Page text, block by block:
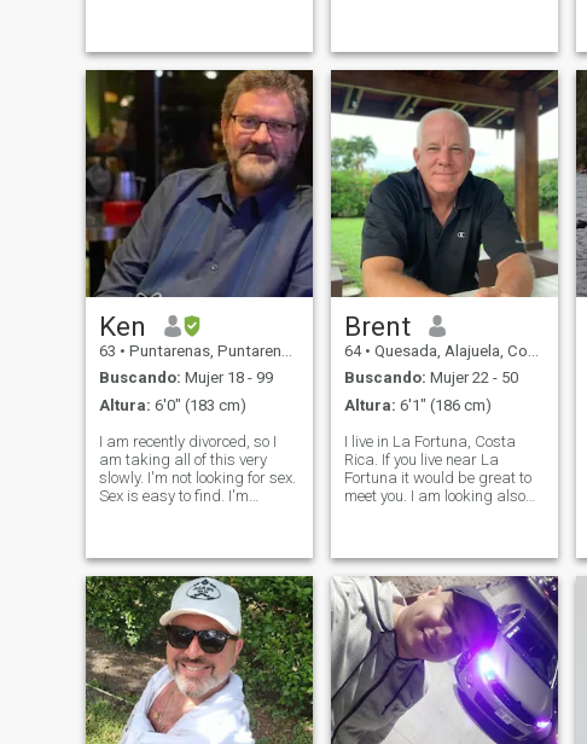
actividad al aire libre
probablemente me gustaría
eso también! Me encanta
cantar karaoke, hago
cerveza de jengibre,
kombucha, tapache y vino de
mango. Soy suplente como
instructor de HIIT para mi
grupo de ejercicios y para el
trabajo asesoro en
Tecnología de Hospitalidad.
Actualmente vivo en Costa
Rica, originario de Bothell
Washington, donde
eventualmente regresaré
románticas.
Ken
63 • Puntarenas, Puntarenas, Costa Rica
Buscando: Mujer 18 - 99
Altura: 6'0" (183 cm)
I am recently divorced, so I
am taking all of this very
slowly. I'm not looking for sex.
Sex is easy to find. I'm
outlook is happy, whose mind
is active. Yes, physical a
Brent
64 • Quesada, Alajuela, Costa Rica
Buscando: Mujer 22 - 50
Altura: 6'1" (186 cm)
I live in La Fortuna, Costa
Rica. If you live near La
Fortuna it would be great to
meet you. I am looking also